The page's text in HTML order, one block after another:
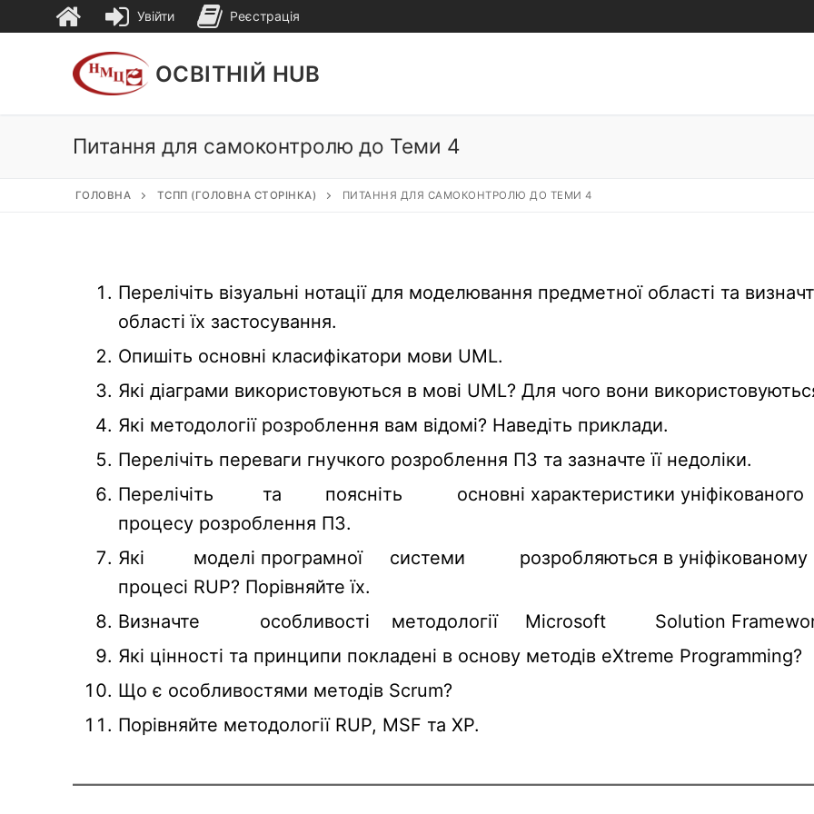
ОСВІТНІЙ HUB
Питання для самоконтролю до Теми 4
ГОЛОВНА ТСПП (ГОЛОВНА СТОРІНКА) ПИТАННЯ ДЛЯ САМОКОНТРОЛЮ ДО ТЕМИ 4
Перелічіть візуальні нотації для моделювання предметної області та
області їх застосування.
Опишіть основні класифікатори мови UML.
Які діаграми використовуються в мові UML? Для чого вони
Які методології розроблення вам відомі? Наведіть приклади.
Перелічіть переваги гнучкого розроблення ПЗ та зазначте її недоліки.
Перелічіть та поясніть основні характеристики уніфікованого
процесу розроблення ПЗ.
Які моделі програмної системи розробляються в уніфікованому
процесі RUP? Порівняйте їх.
Визначте особливості методології Microsoft Solution
Які цінності та принципи покладені в основу методів eXtreme Programming?
Що є особливостями методів Scrum?
Порівняйте методології RUP, MSF та XP.
Увійти Реєстрація